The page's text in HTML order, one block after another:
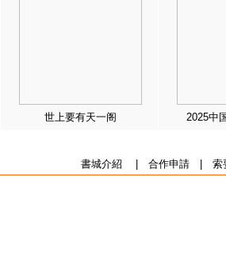
世上要有天一阁 2025中
書城介紹 合作申請| 索